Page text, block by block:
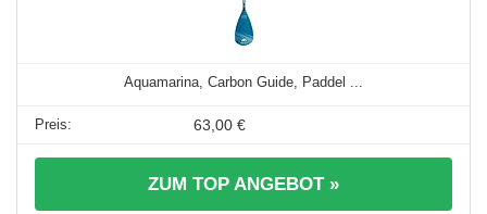
Aquamarina, Carbon Guide, Paddel ...
63,00 €
ZUM TOP ANGEBOT »